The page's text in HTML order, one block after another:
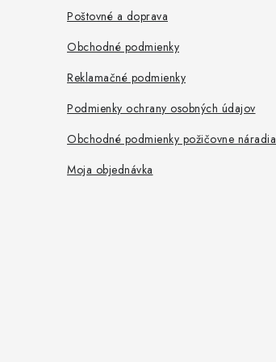
Poštovné a doprava
Obchodné podmienky
Reklamačné podmienky
Podmienky ochrany osobných údajov
Obchodné podmienky požičovne náradia
Moja objednávka